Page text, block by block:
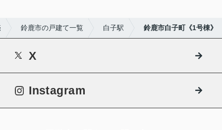
鈴鹿市の戸建て一覧 白子駅 鈴鹿市白子町《1号棟》
X
Instagram